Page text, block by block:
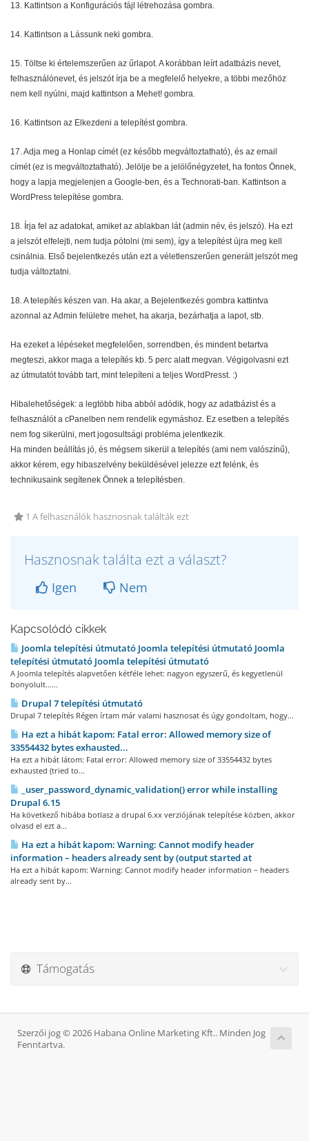
13. Kattintson a Konfigurációs fájl létrehozása gombra.
14. Kattintson a Lássunk neki gombra.
15. Töltse ki értelemszerűen az űrlapot. A korábban leírt adatbázis nevet,
felhasználónevet, és jelszót írja be a megfelelő helyekre, a többi mezőhöz
nem kell nyúlni, majd kattintson a Mehet! gombra.
16. Kattintson az Elkezdeni a telepítést gombra.
17. Adja meg a Honlap címét (ez később megváltoztatható), és az email
címét (ez is megváltoztatható). Jelölje be a jelölőnégyzetet, ha fontos Önnek,
hogy a lapja megjelenjen a Google-ben, és a Technorati-ban. Kattintson a
WordPress telepítése gombra.
18. Írja fel az adatokat, amiket az ablakban lát (admin név, és jelszó). Ha ezt
a jelszót elfelejti, nem tudja pótolni (mi sem), így a telepítést újra meg kell
csinálnia. Első bejelentkezés után ezt a véletlenszerűen generált jelszót meg
tudja változtatni.
18. A telepítés készen van. Ha akar, a Bejelentkezés gombra kattintva
azonnal az Admin felületre mehet, ha akarja, bezárhatja a lapot, stb.
Ha ezeket a lépéseket megfelelően, sorrendben, és mindent betartva
megteszi, akkor maga a telepítés kb. 5 perc alatt megvan. Végigolvasni ezt
az útmutatót tovább tart, mint telepíteni a teljes WordPresst. :)
Hibalehetőségek: a legtöbb hiba abból adódik, hogy az adatbázist és a
felhasználót a cPanelben nem rendelik egymáshoz. Ez esetben a telepítés
nem fog sikerülni, mert jogosultsági probléma jelentkezik.
Ha minden beállítás jó, és mégsem sikerül a telepítés (ami nem valószínű),
akkor kérem, egy hibaszelvény beküldésével jelezze ezt felénk, és
technikusaink segítenek Önnek a telepítésben.
1 A felhasználók hasznosnak találták ezt
Hasznosnak találta ezt a választ?
Igen Nem
Kapcsolódó cikkek
Joomla telepítési útmutató Joomla telepítési útmutató Joomla
telepítési útmutató Joomla telepítési útmutató
A Joomla telepítés alapvetően kétféle lehet: nagyon egyszerű, és kegyetlenül
bonyolult......
Drupal 7 telepítési útmutató
Drupal 7 telepítés Régen írtam már valami hasznosat és úgy gondoltam, hogy...
Ha ezt a hibát kapom: Fatal error: Allowed memory size of
33554432 bytes exhausted...
Ha ezt a hibát látom: Fatal error: Allowed memory size of 33554432 bytes
exhausted (tried to...
_user_password_dynamic_validation() error while installing
Drupal 6.15
Ha következő hibába botlasz a drupal 6.xx verziójának telepítése közben, akkor
olvasd el ezt a...
Ha ezt a hibát kapom: Warning: Cannot modify header
information – headers already sent by (output started at
Ha ezt a hibát kapom: Warning: Cannot modify header information – headers
already sent by...
Támogatás
Szerzői jog © 2026 Habana Online Marketing Kft.. Minden Jog
Fenntartva.